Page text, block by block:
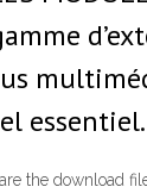
the download